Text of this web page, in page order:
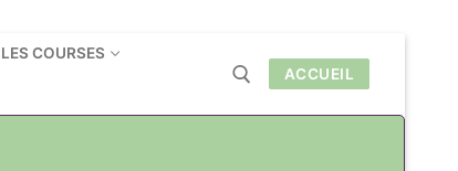
LES COURSES
ACCUEIL